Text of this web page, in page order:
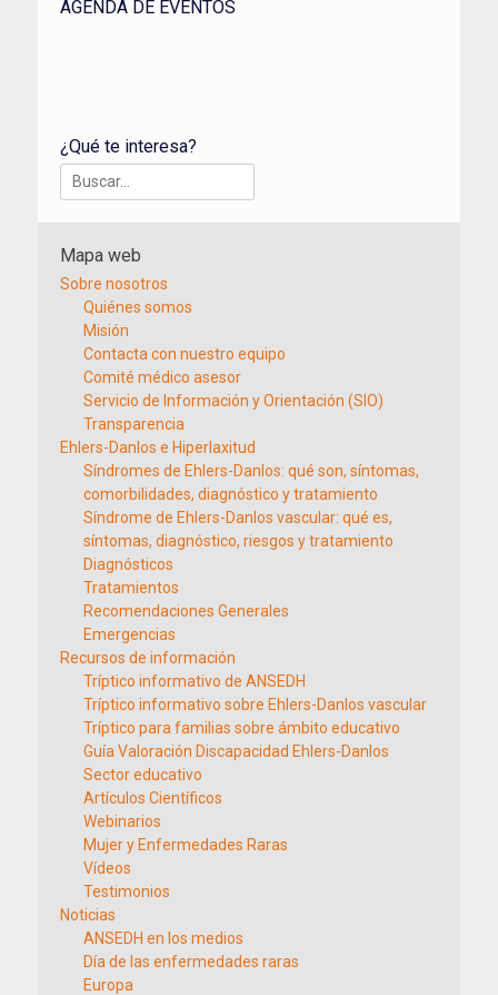
AGENDA DE EVENTOS
¿Qué te interesa?
Buscar:
Mapa web
Sobre nosotros
Quiénes somos
Misión
Contacta con nuestro equipo
Comité médico asesor
Servicio de Información y Orientación (SIO)
Transparencia
Ehlers-Danlos e Hiperlaxitud
Síndromes de Ehlers-Danlos: qué son, síntomas,
comorbilidades, diagnóstico y tratamiento
Síndrome de Ehlers-Danlos vascular: qué es,
síntomas, diagnóstico, riesgos y tratamiento
Diagnósticos
Tratamientos
Recomendaciones Generales
Emergencias
Recursos de información
Tríptico informativo de ANSEDH
Tríptico informativo sobre Ehlers-Danlos vascular
Tríptico para familias sobre ámbito educativo
Guía Valoración Discapacidad Ehlers-Danlos
Sector educativo
Artículos Científicos
Webinarios
Mujer y Enfermedades Raras
Vídeos
Testimonios
Noticias
ANSEDH en los medios
Día de las enfermedades raras
Europa